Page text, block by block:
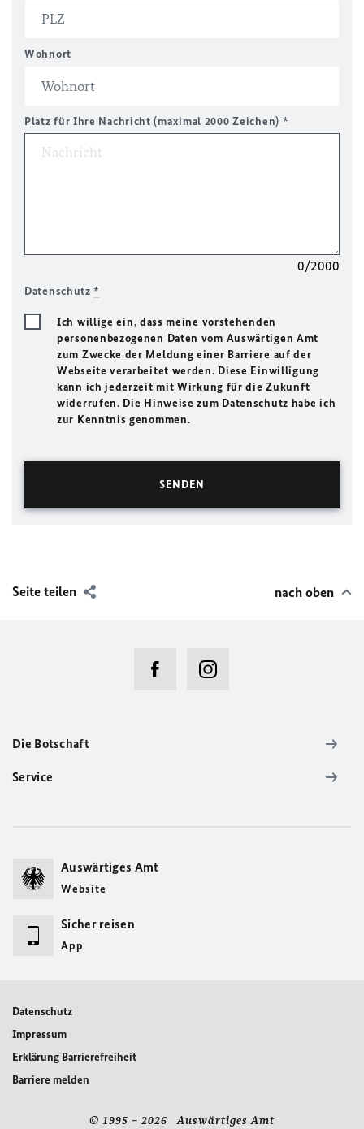
Wohnort
Platz für Ihre Nachricht (maximal 2000 Zeichen) *
0/2000
Datenschutz*
Ich willige ein, dass meine vorstehenden
personenbezogenen Daten vom Auswärtigen Amt
zum Zwecke der Meldung einer Barriere auf der
Webseite verarbeitet werden. Diese Einwilligung
kann ich jederzeit mit Wirkung für die Zukunft
widerrufen. Die Hinweise zum Datenschutz habe ich
zur Kenntnis genommen.
Seite teilen nach oben
Die Botschaft
Service
Auswärtiges Amt
Website
Sicher reisen
App
Datenschutz
Impressum
Erklärung Barrierefreiheit
Barriere melden
© 1995 – 2026 Auswärtiges Amt